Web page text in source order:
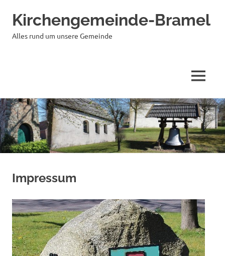
Zum
Inhalt
springen
Kirchengemeinde-Bramel
Alles rund um unsere Gemeinde
MENÜ
Impressum